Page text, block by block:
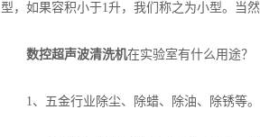
型，如果容积小于1升，我们称之为小型。当然
数控超声波清洗机在实验室有什么用途？
1、五金行业除尘、除蜡、除油、除锈等。